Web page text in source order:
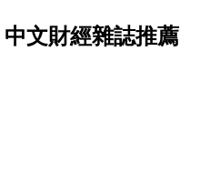
中文財經雜誌推薦